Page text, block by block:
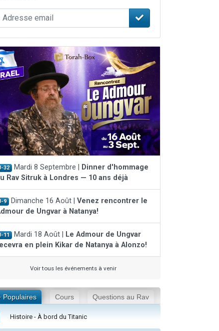
32 Mardi 8 Septembre |
Dinner d'hommage
Rav Sitruk à Londres — 10 ans déjà
9 Dimanche 16 Août | Venez rencontrer le
de Ungvar à Natanya!
11 Mardi 18 Août |
Le Admour de Ungvar
en plein Kikar de Natanya à Alonzo!
Voir tous les événements à venir
Populaires Cours Questions au Rav
Histoire - À bord du Titanic